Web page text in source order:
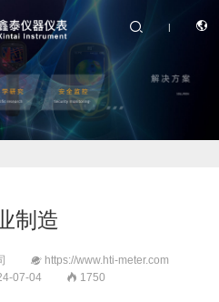
务支持
 | 
制造
https://www.hti-meter.com
07-04  1750